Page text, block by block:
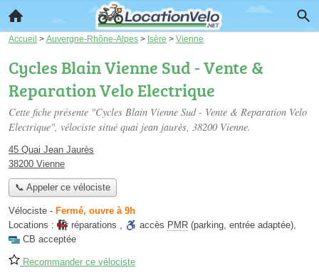
Accueil > Auvergne-Rhône-Alpes > Isère > Vienne
Cycles Blain Vienne Sud - Vente &
Reparation Velo Electrique
Cette fiche présente "Cycles Blain Vienne Sud - Vente & Reparation Velo
Electrique", vélociste situé quai jean jaurès, 38200 Vienne.
45 Quai Jean Jaurès
38200 Vienne
📞 Appeler ce vélociste
Vélociste - Fermé, ouvre à 9h
Locations :
réparations , accès PMR (parking, entrée adaptée),
CB acceptée
Recommander ce vélociste